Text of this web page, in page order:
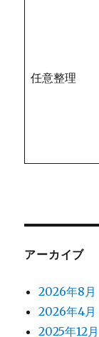
任意整理
アーカイブ
2026年8月
2026年4月
2025年12月